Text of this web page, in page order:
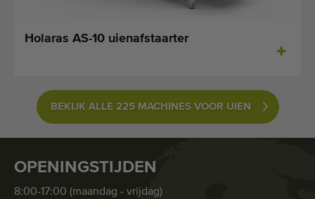
Holaras AS-10 uienafstaarter
BEKIJK ALLE 225 MACHINES VOOR UIEN
OPENINGSTIJDEN
8:00-17:00 (maandag - vrijdag)